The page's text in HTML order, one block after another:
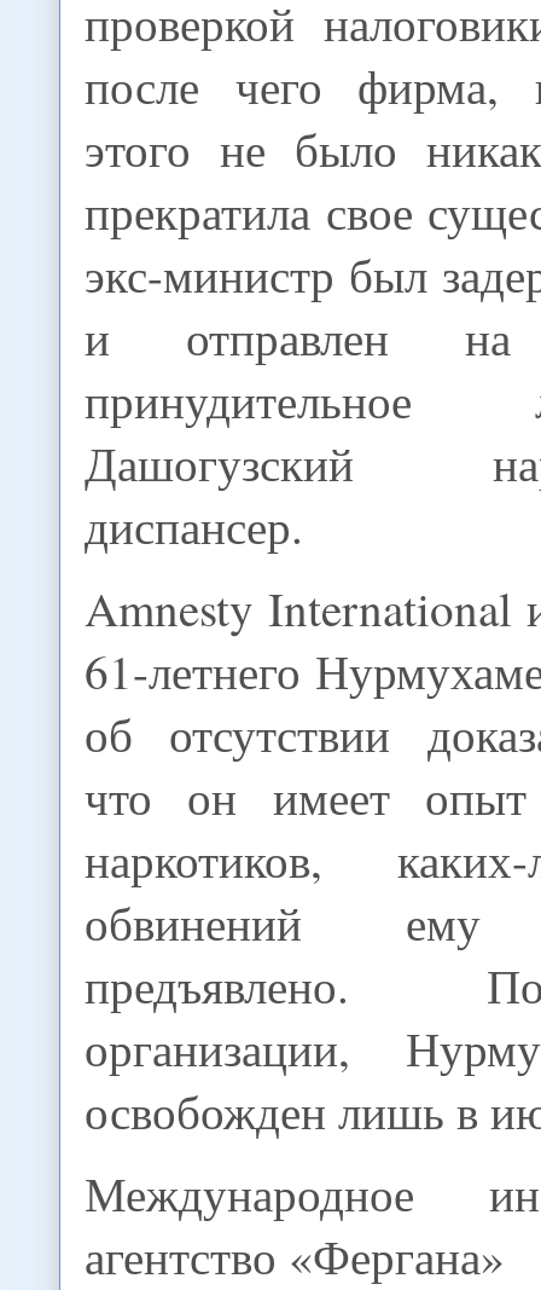
проверкой
после чего фирма,
этого не было
прекратила свое
экс-министр был
и отправлен на
Дашогузский
диспансер.
Amnesty International
61-летнего
об отсутствии
что он имеет опыт
наркотиков,
обвинений
предъявлено.
организации,
освобожден лишь в
Международное
агентство «Фергана»